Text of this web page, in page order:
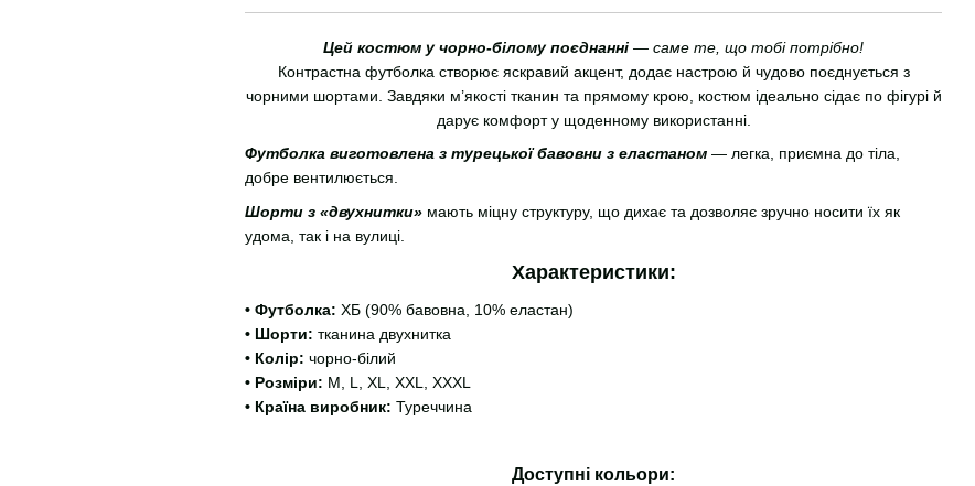
Цей костюм у чорно-білому поєднанні — саме те, що тобі потрібно!
Контрастна футболка створює яскравий акцент, додає настрою й чудово поєднується з
чорними шортами. Завдяки м’якості тканин та прямому крою, костюм ідеально сідає по фігурі й
дарує комфорт у щоденному використанні.
Футболка виготовлена з турецької бавовни з еластаном — легка, приємна до тіла,
добре вентилюється.
Шорти з «двухнитки» мають міцну структуру, що дихає та дозволяє зручно носити їх як
удома, так і на вулиці.
Характеристики:
• Футболка: ХБ (90% бавовна, 10% еластан)
• Шорти: тканина двухнитка
• Колір: чорно-білий
• Розміри: M, L, XL, XXL, XXXL
• Країна виробник: Туреччина
Доступні кольори: